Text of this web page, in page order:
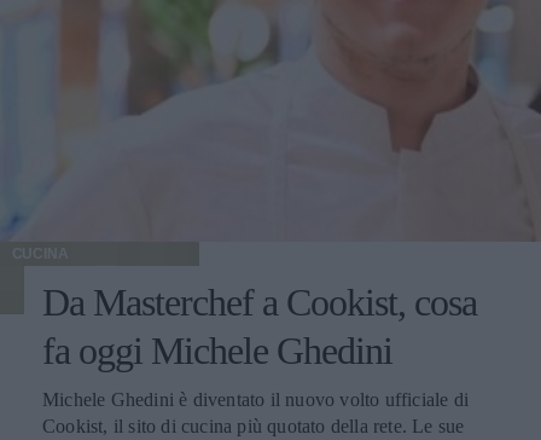
CUCINA
Da Masterchef a Cookist, cosa
fa oggi Michele Ghedini
Michele Ghedini è diventato il nuovo volto ufficiale di
Cookist, il sito di cucina più quotato della rete. Le sue